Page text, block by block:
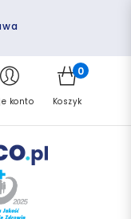
konto
0
Koszyk